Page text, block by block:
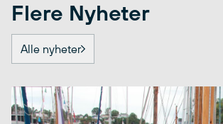
Flere Nyheter
Alle nyheter